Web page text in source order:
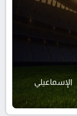
الإسماعيلي